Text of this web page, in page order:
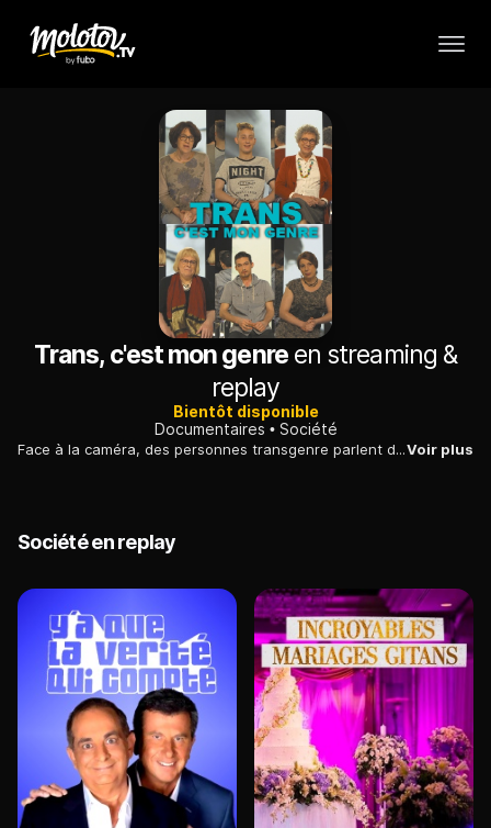
Trans, c'est mon genreen streaming &
replay
Bientôt disponible
Documentaires
Société
Face à la caméra, des personnes transgenre parlent des difficultés de leur quotidien et de leur combat pour le respect de leurs droits et de leur dignité.Voir plus
Société en replay